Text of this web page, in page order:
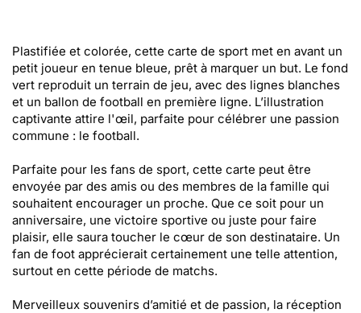
Plastifiée et colorée, cette carte de sport met en avant un
petit joueur en tenue bleue, prêt à marquer un but. Le fond
vert reproduit un terrain de jeu, avec des lignes blanches
et un ballon de football en première ligne. L’illustration
captivante attire l'œil, parfaite pour célébrer une passion
commune : le football.
Parfaite pour les fans de sport, cette carte peut être
envoyée par des amis ou des membres de la famille qui
souhaitent encourager un proche. Que ce soit pour un
anniversaire, une victoire sportive ou juste pour faire
plaisir, elle saura toucher le cœur de son destinataire. Un
fan de foot apprécierait certainement une telle attention,
surtout en cette période de matchs.
Merveilleux souvenirs d’amitié et de passion, la réception